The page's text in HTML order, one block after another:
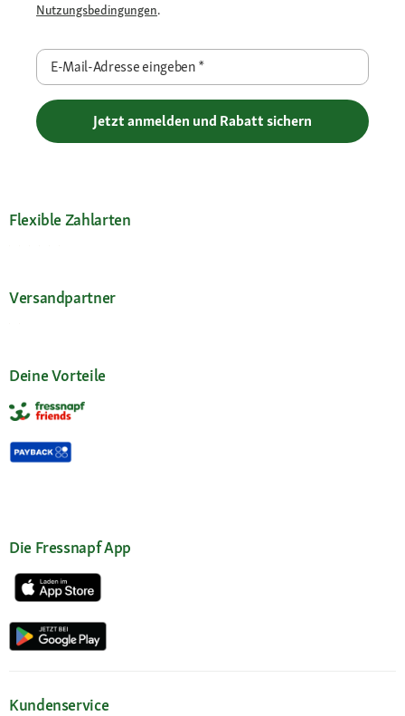
Nutzungsbedingungen.
E-Mail-Adresse eingeben*
Jetzt anmelden und Rabatt sichern
Flexible Zahlarten
Versandpartner
Deine Vorteile
Die Fressnapf App
Kundenservice